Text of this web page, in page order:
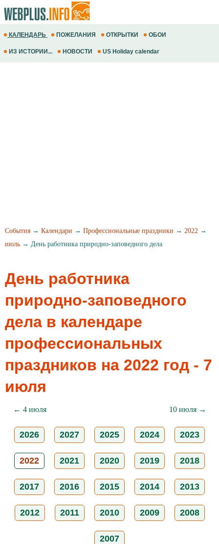
КАЛЕНДАРЬ ПОЖЕЛАНИЯ ОТКРЫТКИ ОБОИ
ИЗ ИСТОРИИ... НОВОСТИ US Holiday calendar
События → Календари → Профессиональные праздники → 2022 →
июль → День работника природно-заповедного дела
День работника
природно-заповедного
дела в календаре
профессиональных
праздников на 2022 год - 7
июля
← 4 июля 10 июля →
2026 2027 2025 2024 2023
2022 2021 2020 2019 2018
2017 2016 2015 2014 2013
2012 2011 2010 2009 2008
2007